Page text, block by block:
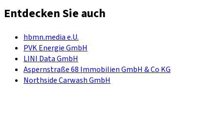
Entdecken Sie auch
hbmn.media e.U.
PVK Energie GmbH
LINI Data GmbH
Aspernstraße 68 Immobilien GmbH & Co KG
Northside Carwash GmbH